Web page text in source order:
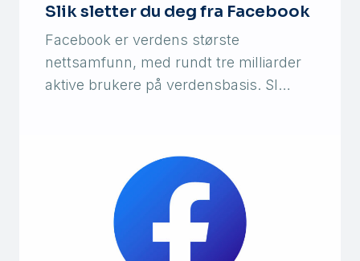
Slik sletter du deg fra Facebook
Facebook er verdens største
nettsamfunn, med rundt tre milliarder
aktive brukere på verdensbasis. Sl…